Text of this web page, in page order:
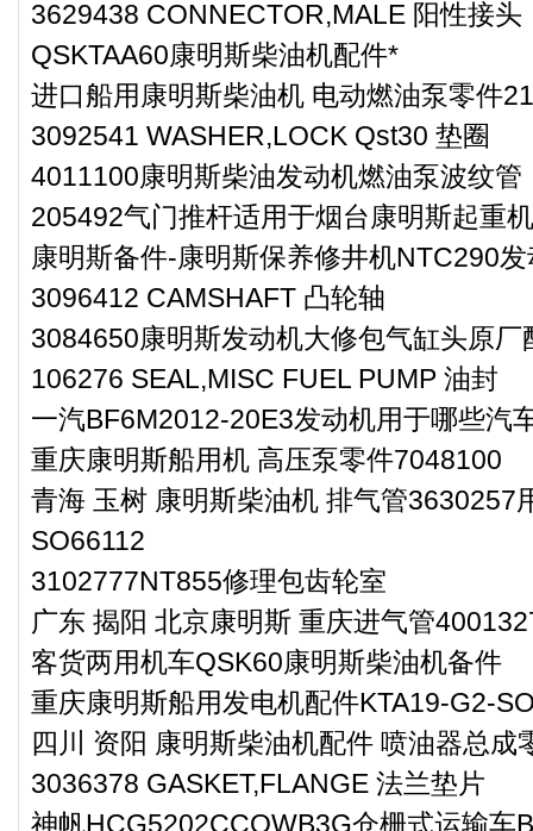
3629438 CONNECTOR,MALE 阳性接头
QSKTAA60康明斯柴油机配件*
进口船用康明斯柴油机 电动燃油泵零件
3092541 WASHER,LOCK Qst30 垫圈
4011100康明斯柴油发动机燃油泵波纹管
205492气门推杆适用于烟台康明斯起重
康明斯备件-康明斯保养修井机NTC290
3096412 CAMSHAFT 凸轮轴
3084650康明斯发动机大修包气缸头原厂
106276 SEAL,MISC FUEL PUMP 油封
一汽BF6M2012-20E3发动机用于哪些汽
重庆康明斯船用机 高压泵零件7048100
青海 玉树 康明斯柴油机 排气管3630257
SO66112
3102777NT855修理包齿轮室
广东 揭阳 北京康明斯 重庆进气管
客货两用机车QSK60康明斯柴油机备件
重庆康明斯船用发电机配件KTA19-G2-
四川 资阳 康明斯柴油机配件 喷油器总成
3036378 GASKET,FLANGE 法兰垫片
神帆HCG5202CCQWB3G仓栅式运输车